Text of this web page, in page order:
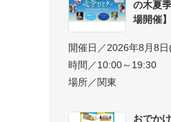
の木夏
場開催】
開催日／2026年8月8日
時間／10:00～19:30
場所／関東
おでか